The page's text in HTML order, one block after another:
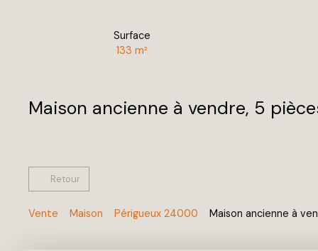
Surface
133m²
Maison ancienne à vendre, 5
Retour
Vente Maison Périgueux 24000 Maison ancienne à